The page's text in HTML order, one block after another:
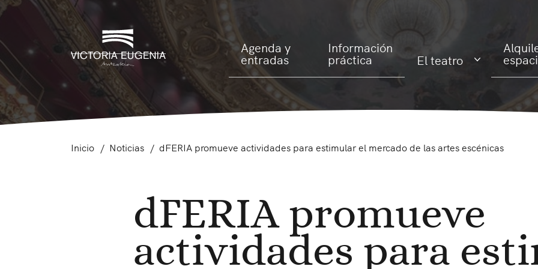
Agenda y
entradas
Información
práctica El teatro
Inicio Noticias dFERIA promueve actividades para estimular el mercado de las artes escénicas
dFERIA promueve
actividades para